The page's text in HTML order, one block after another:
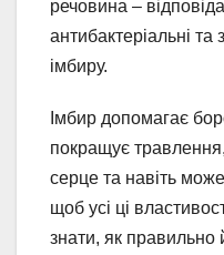
речовина –
антибактеріальні та
імбиру.
Імбир допомагає
покращує
серце та навіть
щоб усі ці
знати, як правильно